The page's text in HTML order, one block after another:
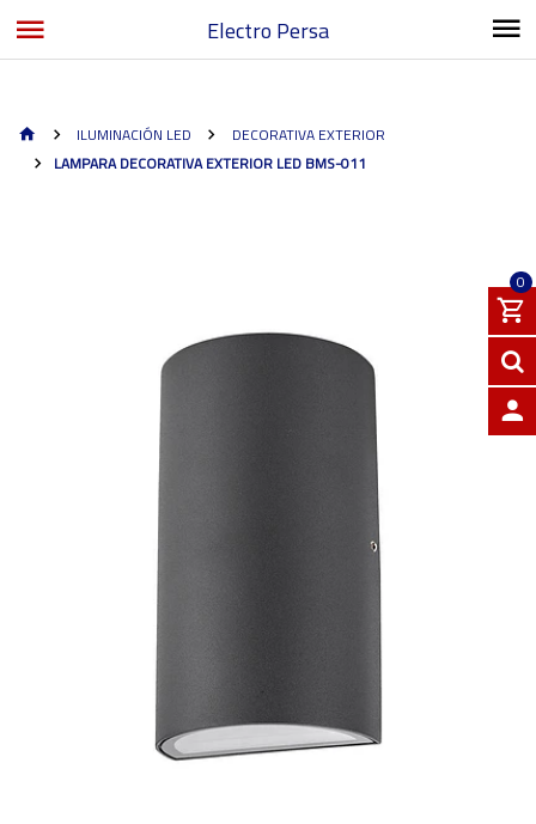
Electro Persa
0
ILUMINACIÓN LED
DECORATIVA EXTERIOR
LAMPARA DECORATIVA EXTERIOR LED BMS-011